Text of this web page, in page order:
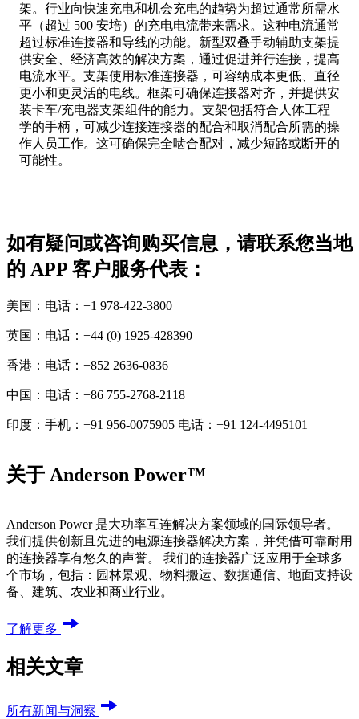
架。行业向快速充电和机会充电的趋势为超过通常所需水
平（超过 500 安培）的充电电流带来需求。这种电流通常
超过标准连接器和导线的功能。新型双叠手动辅助支架提
供安全、经济高效的解决方案，通过促进并行连接，提高
电流水平。支架使用标准连接器，可容纳成本更低、直径
更小和更灵活的电线。框架可确保连接器对齐，并提供安
装卡车/充电器支架组件的能力。支架包括符合人体工程
学的手柄，可减少连接连接器的配合和取消配合所需的操
作人员工作。这可确保完全啮合配对，减少短路或断开的
可能性。
如有疑问或咨询购买信息，请联系您当地
的 APP 客户服务代表：
美国：电话：+1 978-422-3800
英国：电话：+44 (0) 1925-428390
香港：电话：+852 2636-0836
中国：电话：+86 755-2768-2118
印度：手机：+91 956-0075905 电话：+91 124-4495101
关于 Anderson Power™
Anderson Power 是大功率互连解决方案领域的国际领导者。
我们提供创新且先进的电源连接器解决方案，并凭借可靠耐用
的连接器享有悠久的声誉。 我们的连接器广泛应用于全球多
个市场，包括：园林景观、物料搬运、数据通信、地面支持设
备、建筑、农业和商业行业。
了解更多
相关文章
所有新闻与洞察